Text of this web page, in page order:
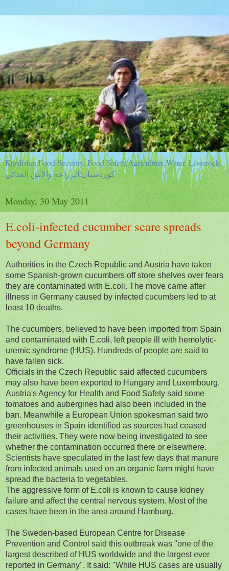
Kurdistan:Food Security, Food Safety,Agriculture,Water, Livestock,
كوردستان:الزراعه والامن الغذائي
Monday, 30 May 2011
E.coli-infected cucumber scare spreads
beyond Germany
Authorities in the Czech Republic and Austria have taken
some Spanish-grown cucumbers off store shelves over fears
they are contaminated with E.coli. The move came after
illness in Germany caused by infected cucumbers led to at
least 10 deaths.
The cucumbers, believed to have been imported from Spain
and contaminated with E.coli, left people ill with hemolytic-
uremic syndrome (HUS). Hundreds of people are said to
have fallen sick.
Officials in the Czech Republic said affected cucumbers
may also have been exported to Hungary and Luxembourg.
Austria's Agency for Health and Food Safety said some
tomatoes and aubergines had also been included in the
ban. Meanwhile a European Union spokesman said two
greenhouses in Spain identified as sources had ceased
their activities. They were now being investigated to see
whether the contamination occurred there or elsewhere.
Scientists have speculated in the last few days that manure
from infected animals used on an organic farm might have
spread the bacteria to vegetables.
The aggressive form of E.coli is known to cause kidney
failure and affect the central nervous system. Most of the
cases have been in the area around Hamburg.
The Sweden-based European Centre for Disease
Prevention and Control said this outbreak was "one of the
largest described of HUS worldwide and the largest ever
reported in Germany". It said: "While HUS cases are usually